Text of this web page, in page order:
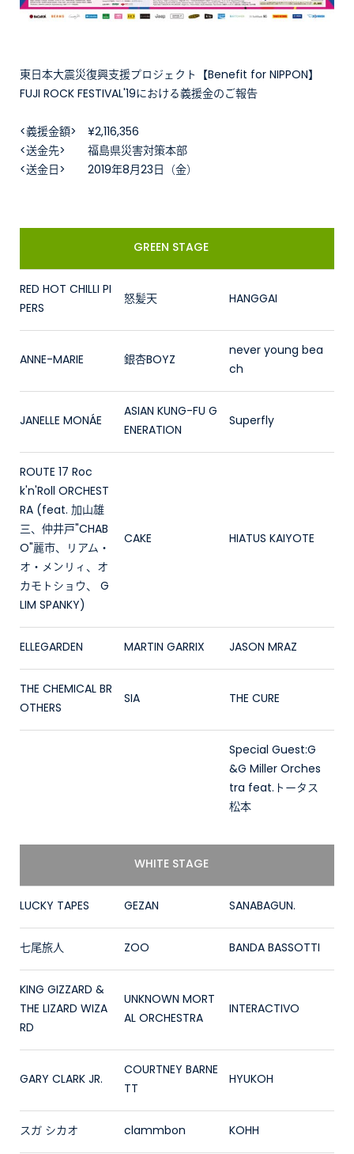
東日本大震災復興支援プロジェクト【Benefit for NIPPON】
FUJI ROCK FESTIVAL'19における義援金のご報告
<義援金額> ¥2,116,356
<送金先> 福島県災害対策本部
<送金日> 2019年8月23日（金）
GREEN STAGE
RED HOT CHILLI PI
PERS
怒髪天 HANGGAI
ANNE-MARIE 銀杏BOYZ
never young bea
ch
JANELLE MONÁE
ASIAN KUNG-FU G
ENERATION
Superfly
ROUTE 17 Roc
k'n'Roll ORCHEST
RA (feat. 加山雄
三、仲井戸"CHAB
O"麗市、リアム・
オ・メンリィ、オ
カモトショウ、 G
LIM SPANKY)
CAKE HIATUS KAIYOTE
ELLEGARDEN MARTIN GARRIX JASON MRAZ
THE CHEMICAL BR
OTHERS
SIA THE CURE
Special Guest:G
&G Miller Orches
tra feat.トータス
松本
WHITE STAGE
LUCKY TAPES GEZAN SANABAGUN.
七尾旅人 ZOO BANDA BASSOTTI
KING GIZZARD &
THE LIZARD WIZA
RD
UNKNOWN MORT
AL ORCHESTRA
INTERACTIVO
GARY CLARK JR.
COURTNEY BARNE
TT
HYUKOH
スガ シカオ clammbon KOHH